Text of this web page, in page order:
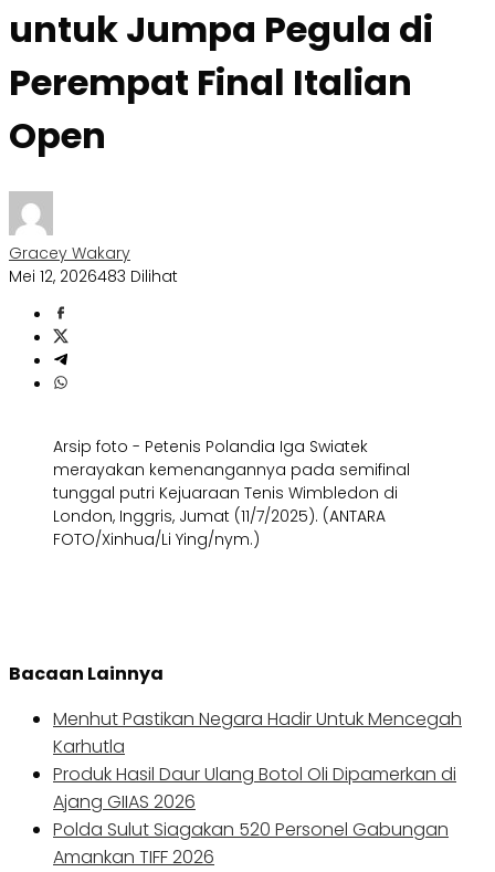
untuk Jumpa Pegula di
Perempat Final Italian
Open
Gracey Wakary
Mei 12, 2026483 Dilihat
Arsip foto - Petenis Polandia Iga Swiatek
merayakan kemenangannya pada semifinal
tunggal putri Kejuaraan Tenis Wimbledon di
London, Inggris, Jumat (11/7/2025). (ANTARA
FOTO/Xinhua/Li Ying/nym.)
Bacaan Lainnya
Menhut Pastikan Negara Hadir Untuk Mencegah
Karhutla
Produk Hasil Daur Ulang Botol Oli Dipamerkan di
Ajang GIIAS 2026
Polda Sulut Siagakan 520 Personel Gabungan
Amankan TIFF 2026